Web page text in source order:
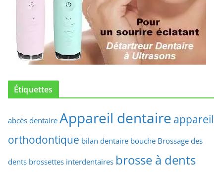
Étiquettes
abcès dentaire Appareil dentaire appareil
orthodontique bilan dentaire bouche Brossage des
dents brossettes interdentaires brosse à dents